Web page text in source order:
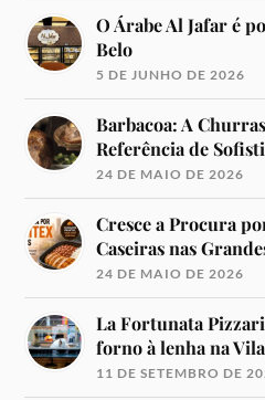
O Árabe Al Jafar é
Belo
5 DE JUNHO DE 2026
Barbacoa: A
Referência de
24 DE MAIO DE 2026
Cresce a Procura
Caseiras nas
24 DE MAIO DE 2026
La Fortunata
forno à lenha na
11 DE SETEMBRO DE